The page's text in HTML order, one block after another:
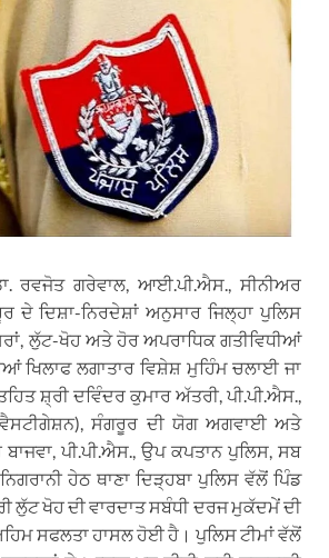
ਰਵਜੋਤ ਗਰੇਵਾਲ, ਆਈ.ਪੀ.ਐਸ., ਸੀਨੀਅਰ
ਦੇ ਦਿਸ਼ਾ-ਨਿਰਦੇਸ਼ਾਂ ਅਨੁਸਾਰ ਜਿਲ੍ਹਾ ਪੁਲਿਸ
ਲੁੱਟ-ਖੋਹ ਅਤੇ ਹੋਰ ਅਪਰਾਧਿਕ ਗਤੀਵਿਧੀਆਂ
ਖਿਲਾਫ ਲਗਾਤਾਰ ਵਿਸ਼ੇਸ਼ ਮੁਹਿੰਮ ਚਲਾਈ ਜਾ
ਸ਼੍ਰੀ ਦਵਿੰਦਰ ਕੁਮਾਰ ਅੱਤਰੀ, ਪੀ.ਪੀ.ਐਸ.,
ਸੰਗਰੂਰ ਦੀ ਯੋਗ ਅਗਵਾਈ ਅਤੇ
ਪੀ.ਪੀ.ਐਸ., ਉਪ ਕਪਤਾਨ ਪੁਲਿਸ, ਸਬ
ਹੇਠ ਥਾਣਾ ਦਿੜ੍ਹਬਾ ਪੁਲਿਸ ਵੱਲੋਂ ਪਿੰਡ
ਲੁੱਟ ਖੋਹ ਦੀ ਵਾਰਦਾਤ ਸਬੰਧੀ ਦਰਜ ਮੁਕੱਦਮੇਂ ਦੀ
ਸਫਲਤਾ ਹਾਸਲ ਹੋਈ ਹੈ। ਪੁਲਿਸ ਟੀਮਾਂ ਵੱਲੋਂ